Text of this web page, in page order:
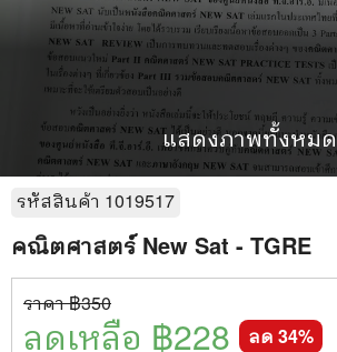
แสดงภาพทั้งหมด
รหัสสินค้า 1019517
คณิตศาสตร์ New Sat - TGRE
ราคา ฿350
ลดเหลือ ฿228 ลด 34%